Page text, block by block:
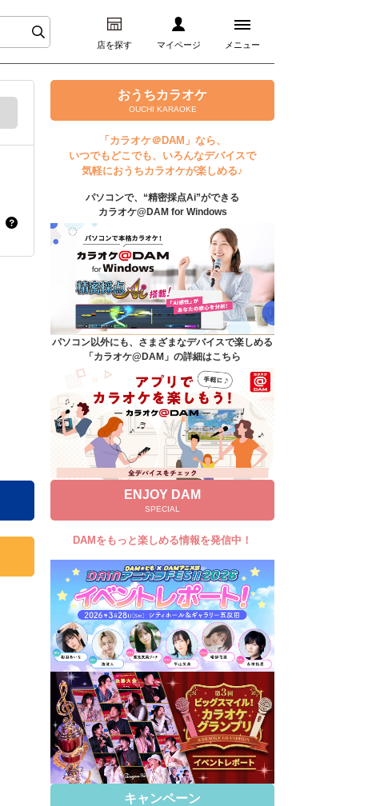
店を探す マイページ メニュー
ログイン
マイページ
プレミアムサービス
DAM★とも動画
DAM★とも録音
カラオケ＠DAM
ユーザー検索
キャンペーン
よくあるご質問
DAMの新曲・ランキングなど
カラオケ最新情報をチェック！
自宅でカラオケ歌い放題！
家族や友達と一緒に！練習にも！
おうちカラオケ
OUCHI KARAOKE
「カラオケ＠DAM」なら、
いつでもどこでも、いろんなデバイスで
気軽におうちカラオケが楽しめる♪
パソコンで、“精密採点Ai”ができる
カラオケ@DAM for Windows
パソコン以外にも、さまざまなデバイスで楽しめる
「カラオケ@DAM」の詳細はこちら
ENJOY DAM
SPECIAL
DAMをもっと楽しめる情報を発信中！
キャンペーン